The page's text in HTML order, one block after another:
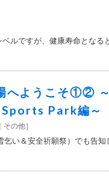
ルですが、健康寿命となる
へようこそ①②
Park編～
その他］
い＆安全祈願祭）でも告知